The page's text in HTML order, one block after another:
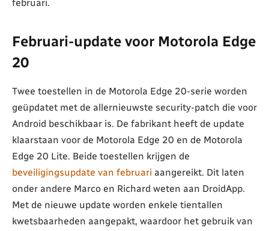
februari.
Februari-update voor Motorola Edge
20
Twee toestellen in de Motorola Edge 20-serie worden
geüpdatet met de allernieuwste security-patch die voor
Android beschikbaar is. De fabrikant heeft de update
klaarstaan voor de Motorola Edge 20 en de Motorola
Edge 20 Lite. Beide toestellen krijgen de
beveiligingsupdate van februari aangereikt. Dit laten
onder andere Marco en Richard weten aan DroidApp.
Met de nieuwe update worden enkele tientallen
kwetsbaarheden aangepakt, waardoor het gebruik van